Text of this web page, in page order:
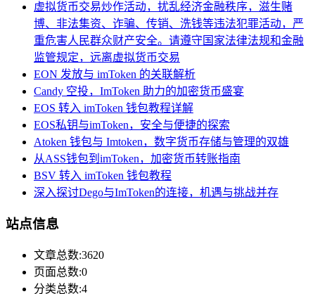
虚拟货币交易炒作活动，扰乱经济金融秩序，滋生赌
博、非法集资、诈骗、传销、洗钱等违法犯罪活动，严
重危害人民群众财产安全。请遵守国家法律法规和金融
监管规定，远离虚拟货币交易
EON 发放与 imToken 的关联解析
Candy 空投，ImToken 助力的加密货币盛宴
EOS 转入 imToken 钱包教程详解
EOS私钥与imToken，安全与便捷的探索
Atoken 钱包与 Imtoken，数字货币存储与管理的双雄
从ASS钱包到imToken，加密货币转账指南
BSV 转入 imToken 钱包教程
深入探讨Dego与ImToken的连接，机遇与挑战并存
站点信息
文章总数:3620
页面总数:0
分类总数:4